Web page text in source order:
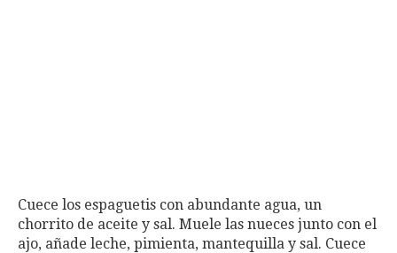
Cuece los espaguetis con abundante agua, un
chorrito de aceite y sal. Muele las nueces junto con el
ajo, añade leche, pimienta, mantequilla y sal. Cuece